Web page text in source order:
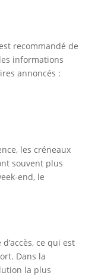
recommandé de
informations
annoncés :
les créneaux
souvent plus
end, le
ce qui est
Dans la
la plus